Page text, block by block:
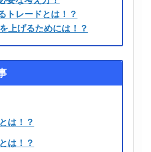
レードとは！？
げるためには！？
は！？
は！？